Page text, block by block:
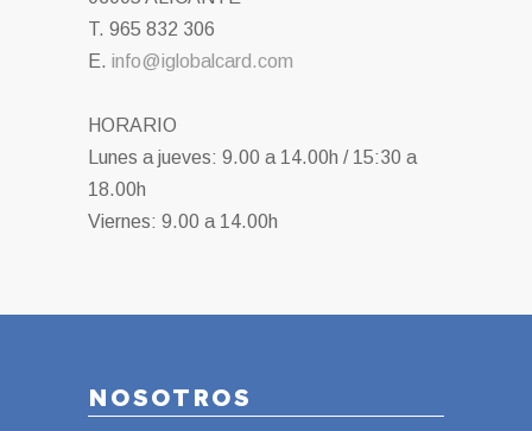
T. 965 832 306
E. info@iglobalcard.com
HORARIO
Lunes a jueves: 9.00 a 14.00h / 15:30 a
18.00h
Viernes: 9.00 a 14.00h
NOSOTROS